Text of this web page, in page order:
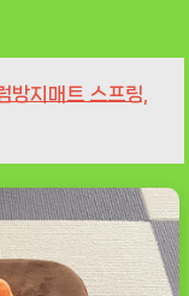
방지매트 스프링,